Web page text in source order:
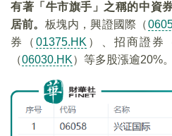
有著「牛市旗手」之稱的中資
居前。 板塊内，興證國際（
券（01375.HK ）、招商證券
（06030.HK）等多股漲逾20%。